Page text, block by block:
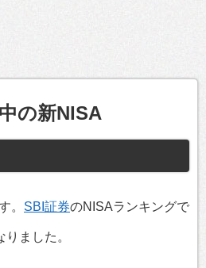
の新NISA
。 SBI証券のNISAランキングで
ました。